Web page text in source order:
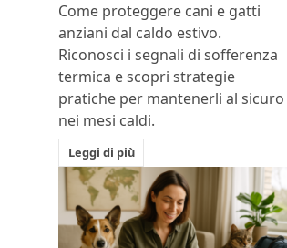
Come proteggere cani e gatti
anziani dal caldo estivo.
Riconosci i segnali di sofferenza
termica e scopri strategie
pratiche per mantenerli al sicuro
nei mesi caldi.
Leggi di più